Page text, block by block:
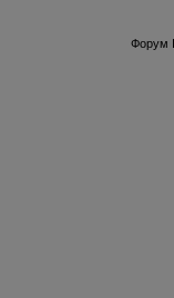
Форум